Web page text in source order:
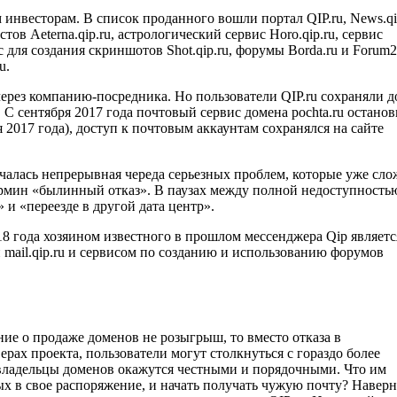
В список проданного вошли портал QIP.ru,
Aeterna.qip.ru, астрологический сервис Horo.qip.ru, сервис
создания скриншотов Shot.qip.ru, форумы Borda.ru и
компанию-посредника. Но пользователи QIP.ru сохраняли
сентября 2017 года почтовый сервис домена pochta.ru
года), доступ к почтовым аккаунтам сохранялся на сайте
непрерывная череда серьезных проблем, которые уже
«былинный отказ». В паузах между полной
«переезде в другой дата центр».
хозяином известного в прошлом мессенджера Qip
и сервисом по созданию и использованию форумов
о продаже доменов не розыгрыш, то вместо отказа в
проекта, пользователи могут столкнуться с гораздо более
доменов окажутся честными и порядочными. Что им
в свое распоряжение, и начать получать чужую почту?